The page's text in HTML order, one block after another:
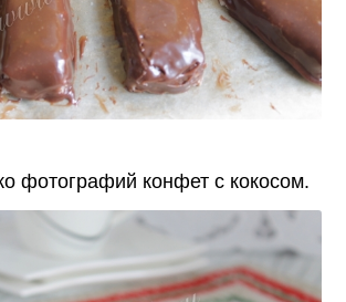
фотографий конфет с кокосом.